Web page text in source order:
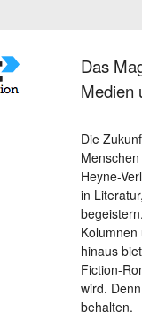
Das
Medien
Die
Heyne-
in
hinaus
Fiction-
wird.
behalten.